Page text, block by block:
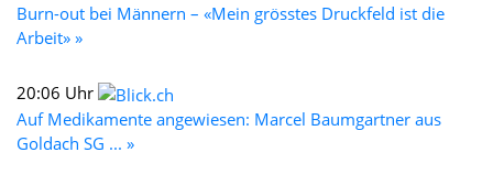
Burn-out bei Männern – «Mein grösstes Druckfeld ist die
Arbeit» »
20:06 Uhr
Auf Medikamente angewiesen: Marcel Baumgartner aus
Goldach SG ... »